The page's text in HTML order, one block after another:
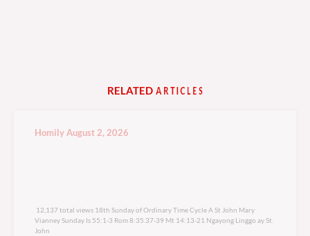
RELATED A RTICLES
Homily August 2, 2026
12,137 total views 18th Sunday of Ordinary Time Cycle A St John Mary
Vianney Sunday Is 55:1-3 Rom 8:35.37-39 Mt 14:13-21 Ngayong Linggo ay St.
John